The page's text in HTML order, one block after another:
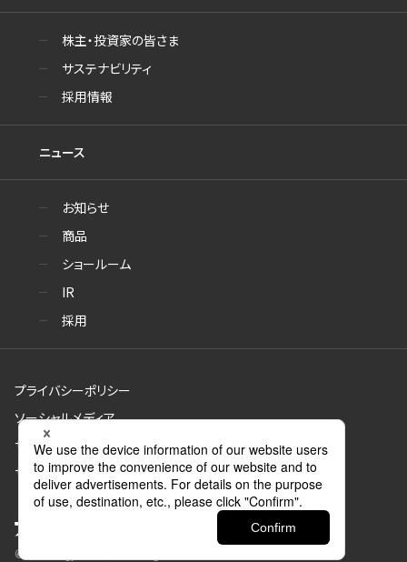
株主・投資家の皆さま
サステナビリティ
採用情報
ニュース
お知らせ
商品
ショールーム
IR
採用
プライバシーポリシー
ソーシャルメディア
サイトのご利用について
サイトマップ
© Aica Kogyo Co., Ltd. all rights reserved.